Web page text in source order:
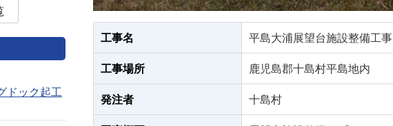
工事名
平島大浦展望台施設整備工事
工事場所
鹿児島郡十島村平島地内
発注者
十島村
ドック起工